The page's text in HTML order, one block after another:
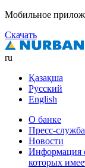
Мобильное
Скачать
ru
Қазақша
Русский
English
О банке
Пресс-служба
Новости
Информация
которых